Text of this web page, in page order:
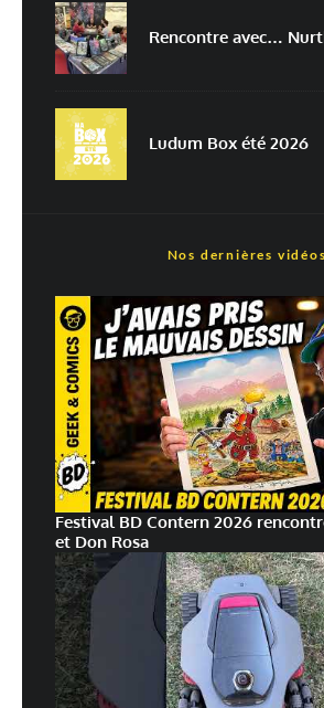
traitées
Rencontre avec…
Ludum Box été 2026
Nos dernières vidéos
Festival BD Contern 2026
et Don Rosa